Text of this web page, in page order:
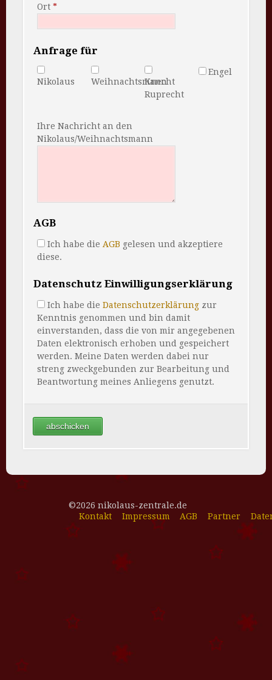
Ort
Anfrage für
Nikolaus Weihnachtsmann
Knecht
Ruprecht
Engel
Ihre Nachricht an den
Nikolaus/Weihnachtsmann
AGB
Ich habe die AGB gelesen und akzeptiere
diese.
Datenschutz Einwilligungserklärung
Ich habe die Datenschutzerklärungzur
Kenntnis genommen und bin damit
einverstanden, dass die von mir angegebenen
Daten elektronisch erhoben und gespeichert
werden. Meine Daten werden dabei nur
streng zweckgebunden zur Bearbeitung und
Beantwortung meines Anliegens genutzt.
©2026 nikolaus-zentrale.de
Kontakt
Impressum AGB Partner